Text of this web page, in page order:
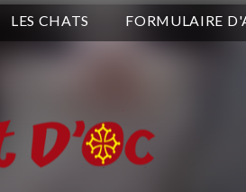
LES CHATS FORMULAIRE